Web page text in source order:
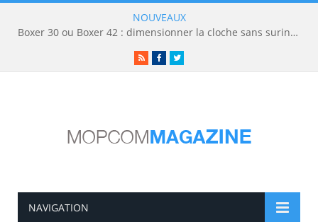
NOUVEAUX
Boxer 30 ou Boxer 42 : dimensionner la cloche sans surinvestir
RSSFacebookTwitter
NAVIGATION